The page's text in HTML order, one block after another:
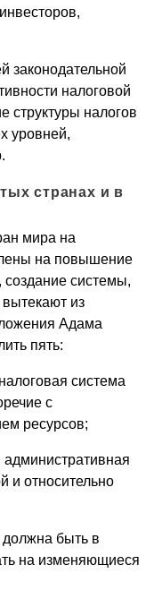
законодательной
налоговой
структуры налогов
уровней,
странах и в
мира на
на повышение
системы,
из
Адама
пять:
система
с
ресурсов;
административная
и относительно
должна быть в
на изменяющиеся